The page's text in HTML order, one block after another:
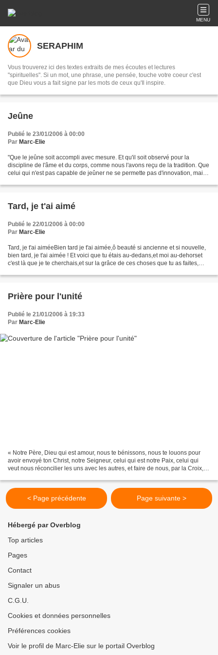
MENU
SERAPHIM
Vous trouverez ici des textes extraits de mes écoutes et lectures
"spirituelles". Si un mot, une phrase, une pensée, touche votre coeur c'est
que Dieu vous a fait signe par les mots de ceux qu'Il inspire.
Jeûne
Publié le 23/01/2006 à 00:00
Par Marc-Elie
"Que le jeûne soit accompli avec mesure. Et qu'il soit observé pour la
discipline de l'âme et du corps, comme nous l'avons reçu de la tradition. Que
celui qui n'est pas capable de jeûner ne se permette pas d'innovation, mais
Tard, je t'ai aimé
Publié le 22/01/2006 à 00:00
Par Marc-Elie
Tard, je t'ai aiméeBien tard je t'ai aimée,ô beauté si ancienne et si nouvelle,
bien tard, je t'ai aimée ! Et voici que tu étais au-dedans,et moi au-dehorset
c'est là que je te cherchais,et sur la grâce de ces choses que tu as faites,
Prière pour l'unité
Publié le 21/01/2006 à 19:33
Par Marc-Elie
« Notre Père, Dieu qui est amour, nous te bénissons, nous te louons pour
avoir envoyé ton Christ, notre Seigneur, celui qui est notre Paix, celui qui
veut nous réconcilier les uns avec les autres, et faire de nous, par la Croix,
< Page précédente Page suivante >
Hébergé par Overblog
Top articles
Pages
Contact
Signaler un abus
C.G.U.
Cookies et données personnelles
Préférences cookies
Voir le profil de Marc-Elie sur le portail Overblog